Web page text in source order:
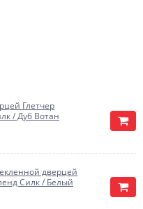
Глетчер
/ Дуб Вотан
дверцей
Силк / Белый